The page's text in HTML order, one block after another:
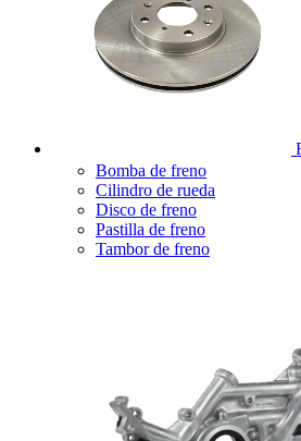
Bomba de freno
Cilindro de rueda
Disco de freno
Pastilla de freno
Tambor de freno